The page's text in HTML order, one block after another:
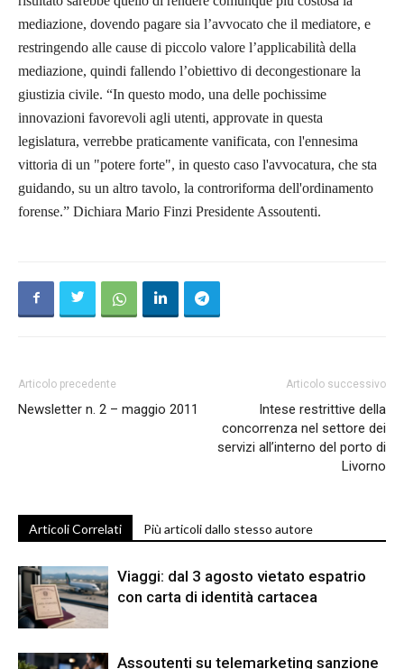
mediazione, dovendo pagare sia l’avvocato che il mediatore, e
restringendo alle cause di piccolo valore l’applicabilità della
mediazione, quindi fallendo l’obiettivo di decongestionare la
giustizia civile. “In questo modo, una delle pochissime
innovazioni favorevoli agli utenti, approvate in questa
legislatura, verrebbe praticamente vanificata, con l'ennesima
vittoria di un "potere forte", in questo caso l'avvocatura, che sta
guidando, su un altro tavolo, la controriforma dell'ordinamento
forense.” Dichiara Mario Finzi Presidente Assoutenti.
Articolo precedente
Newsletter n. 2 – maggio 2011
Articolo successivo
Intese restrittive della
concorrenza nel settore dei
servizi all’interno del porto di
Livorno
Articoli Correlati Più articoli dallo stesso autore
Viaggi: dal 3 agosto vietato espatrio
con carta di identità cartacea
Assoutenti su telemarketing sanzione